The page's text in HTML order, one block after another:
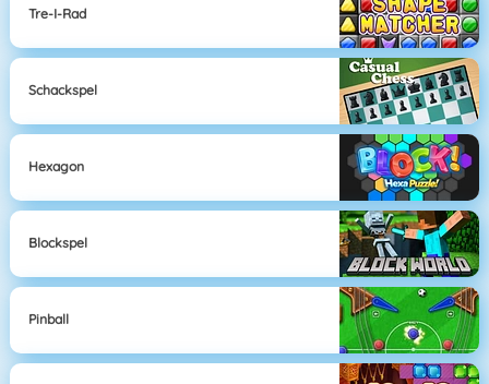
Tre-I-Rad
Schackspel
Hexagon
Blockspel
Pinball